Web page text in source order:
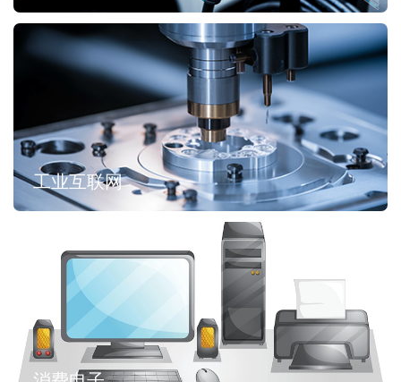
工业互联网